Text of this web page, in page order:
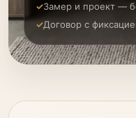
Замер и проект —
Договор с